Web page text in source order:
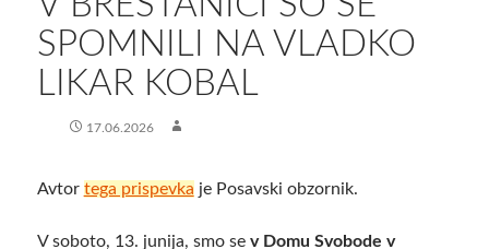
SPOMNILI NA VLADKO
LIKAR KOBAL
17.06.2026
Avtor tega prispevka je Posavski obzornik.
V soboto, 13. junija, smo se v Domu Svobode v